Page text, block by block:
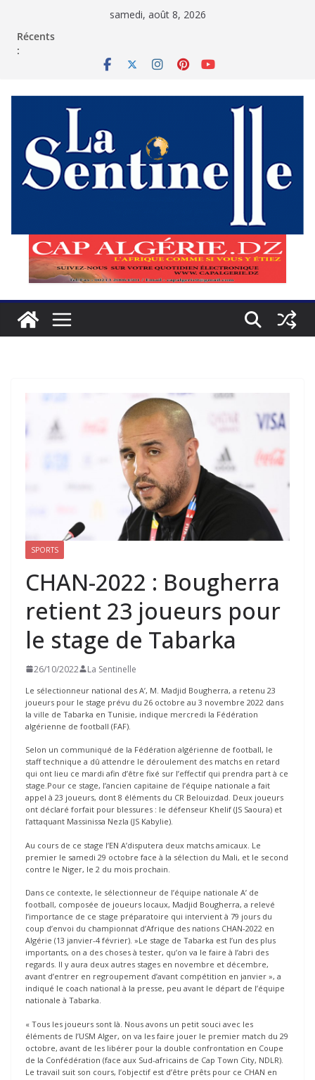
samedi, août 8, 2026
Récents
:
SPORTS
CHAN-2022 : Bougherra
retient 23 joueurs pour
le stage de Tabarka
26/10/2022 La Sentinelle
Le sélectionneur national des A’, M. Madjid Bougherra, a retenu 23
joueurs pour le stage prévu du 26 octobre au 3 novembre 2022 dans
la ville de Tabarka en Tunisie, indique mercredi la Fédération
algérienne de football (FAF).
Selon un communiqué de la Fédération algérienne de football, le
staff technique a dû attendre le déroulement des matchs en retard
qui ont lieu ce mardi afin d’être fixé sur l’effectif qui prendra part à ce
stage.Pour ce stage, l’ancien capitaine de l’équipe nationale a fait
appel à 23 joueurs, dont 8 éléments du CR Belouizdad. Deux joueurs
ont déclaré forfait pour blessures : le défenseur Khelif (JS Saoura) et
l’attaquant Massinissa Nezla (JS Kabylie).
Au cours de ce stage l’EN A’disputera deux matchs amicaux. Le
premier le samedi 29 octobre face à la sélection du Mali, et le second
contre le Niger, le 2 du mois prochain.
Dans ce contexte, le sélectionneur de l’équipe nationale A’ de
football, composée de joueurs locaux, Madjid Bougherra, a relevé
l’importance de ce stage préparatoire qui intervient à 79 jours du
coup d’envoi du championnat d’Afrique des nations CHAN-2022 en
Algérie (13 janvier-4 février). »Le stage de Tabarka est l’un des plus
importants, on a des choses à tester, qu’on va le faire à l’abri des
regards. Il y aura deux autres stages en novembre et décembre,
avant d’entrer en regroupement d’avant compétition en janvier », a
indiqué le coach national à la presse, peu avant le départ de l’équipe
nationale à Tabarka.
« Tous les joueurs sont là. Nous avons un petit souci avec les
éléments de l’USM Alger, on va les faire jouer le premier match du 29
octobre, avant de les libérer pour la double confrontation en Coupe
de la Confédération (face aux Sud-africains de Cap Town City, NDLR).
Le travail suit son cours, l’objectif est d’être prêts pour ce CHAN en